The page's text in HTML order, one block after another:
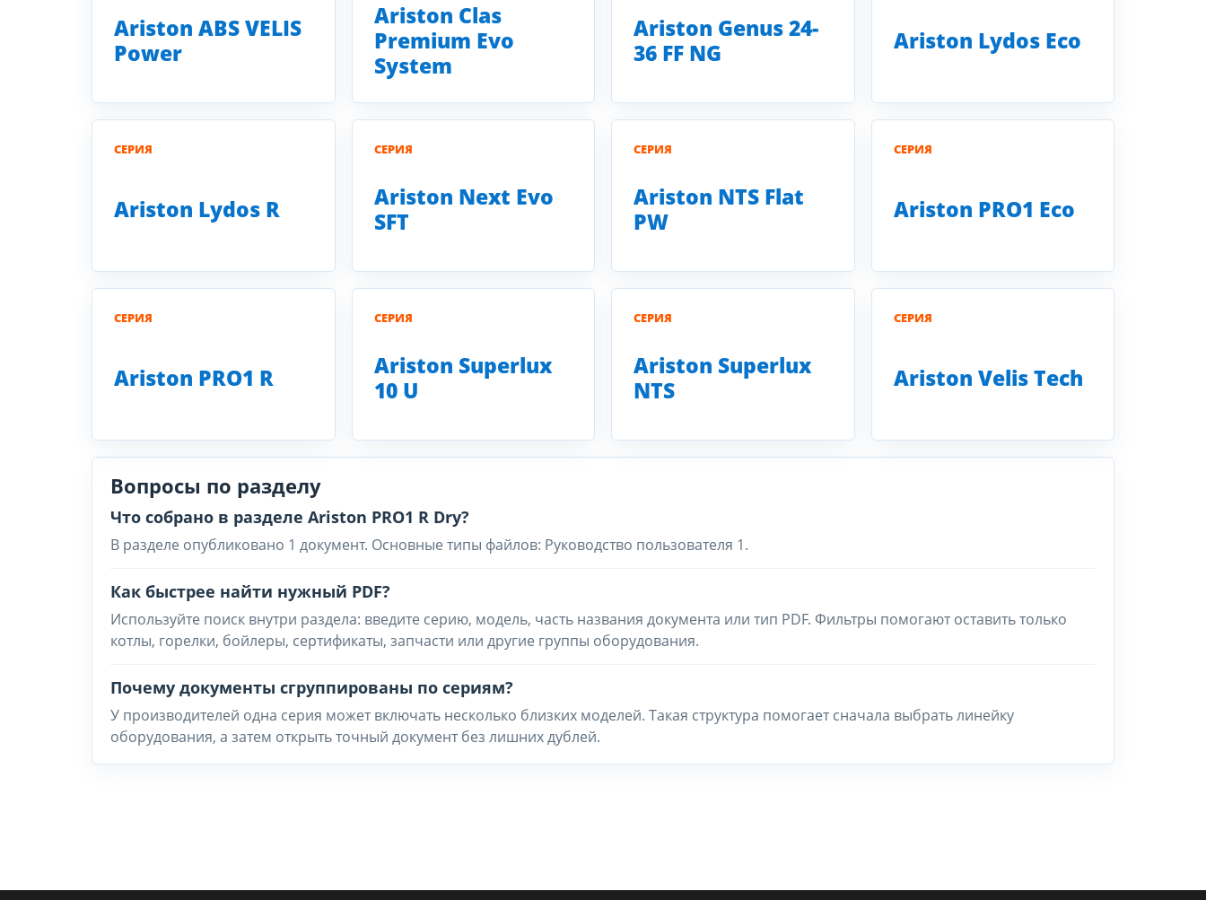
Ariston ABS VELIS
Power
Ariston Clas
Premium Evo
System
Ariston Genus 24-
36 FF NG
Ariston Lydos Eco
СЕРИЯ
Ariston Lydos R
СЕРИЯ
Ariston Next Evo
SFT
СЕРИЯ
Ariston NTS Flat
PW
СЕРИЯ
Ariston PRO1 Eco
СЕРИЯ
Ariston PRO1 R
СЕРИЯ
Ariston Superlux
10 U
СЕРИЯ
Ariston Superlux
NTS
СЕРИЯ
Ariston Velis Tech
Вопросы по разделу
Что собрано в разделе Ariston PRO1 R Dry?
В разделе опубликовано 1 документ. Основные типы файлов: Руководство пользователя 1.
Как быстрее найти нужный PDF?
Используйте поиск внутри раздела: введите серию, модель, часть названия документа или тип PDF. Фильтры помогают оставить только
котлы, горелки, бойлеры, сертификаты, запчасти или другие группы оборудования.
Почему документы сгруппированы по сериям?
У производителей одна серия может включать несколько близких моделей. Такая структура помогает сначала выбрать линейку
оборудования, а затем открыть точный документ без лишних дублей.